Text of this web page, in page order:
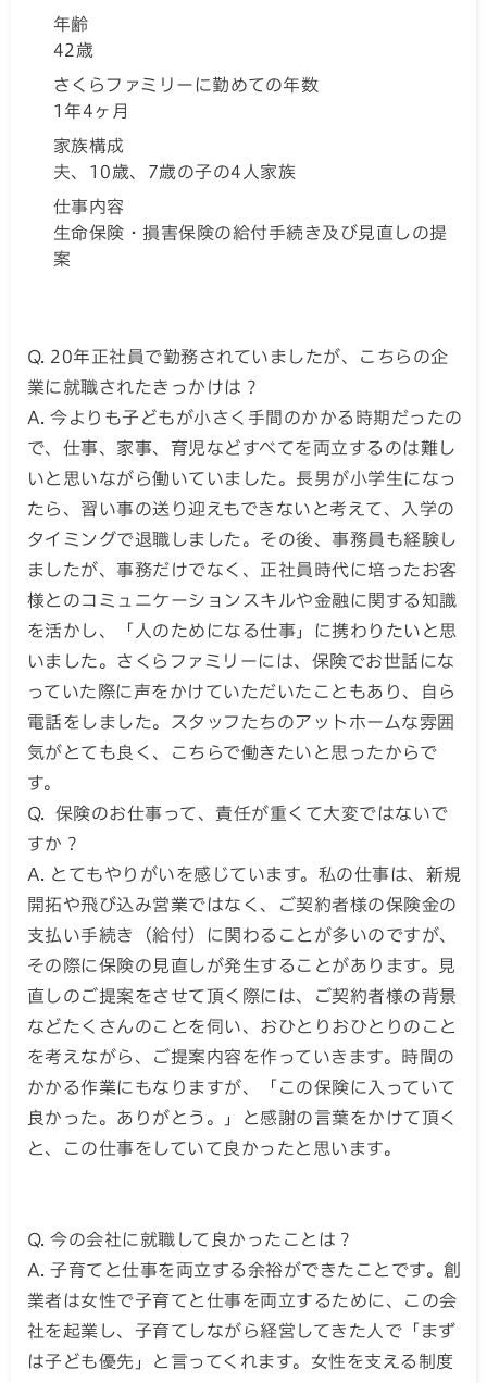
年齢
42歳
さくらファミリーに勤めての年数
1年4ヶ月
家族構成
夫、10歳、7歳の子の4人家族
仕事内容
生命保険・損害保険の給付手続き及び見直しの提
案
Q. 20年正社員で勤務されていましたが、こちらの企
業に就職されたきっかけは？
A. 今よりも子どもが小さく手間のかかる時期だったの
で、仕事、家事、育児などすべてを両立するのは難し
いと思いながら働いていました。長男が小学生になっ
たら、習い事の送り迎えもできないと考えて、入学の
タイミングで退職しました。その後、事務員も経験し
ましたが、事務だけでなく、正社員時代に培ったお客
様とのコミュニケーションスキルや金融に関する知識
を活かし、「人のためになる仕事」に携わりたいと思
いました。さくらファミリーには、保険でお世話にな
っていた際に声をかけていただいたこともあり、自ら
電話をしました。スタッフたちのアットホームな雰囲
気がとても良く、こちらで働きたいと思ったからで
す。
Q. 保険のお仕事って、責任が重くて大変ではないで
すか？
A. とてもやりがいを感じています。私の仕事は、新規
開拓や飛び込み営業ではなく、ご契約者様の保険金の
支払い手続き（給付）に関わることが多いのですが、
その際に保険の見直しが発生することがあります。見
直しのご提案をさせて頂く際には、ご契約者様の背景
などたくさんのことを伺い、おひとりおひとりのこと
を考えながら、ご提案内容を作っていきます。時間の
かかる作業にもなりますが、「この保険に入っていて
良かった。ありがとう。」と感謝の言葉をかけて頂く
と、この仕事をしていて良かったと思います。
Q. 今の会社に就職して良かったことは？
A. 子育てと仕事を両立する余裕ができたことです。創
業者は女性で子育てと仕事を両立するために、この会
社を起業し、子育てしながら経営してきた人で「まず
は子ども優先」と言ってくれます。女性を支える制度